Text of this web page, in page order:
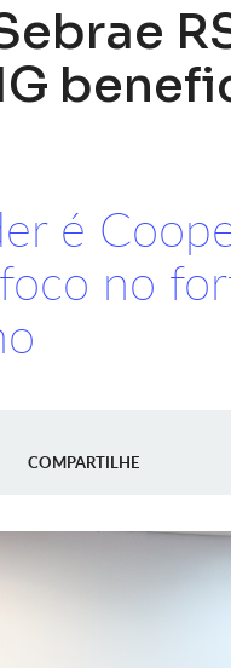
é
no
COMPARTILHE